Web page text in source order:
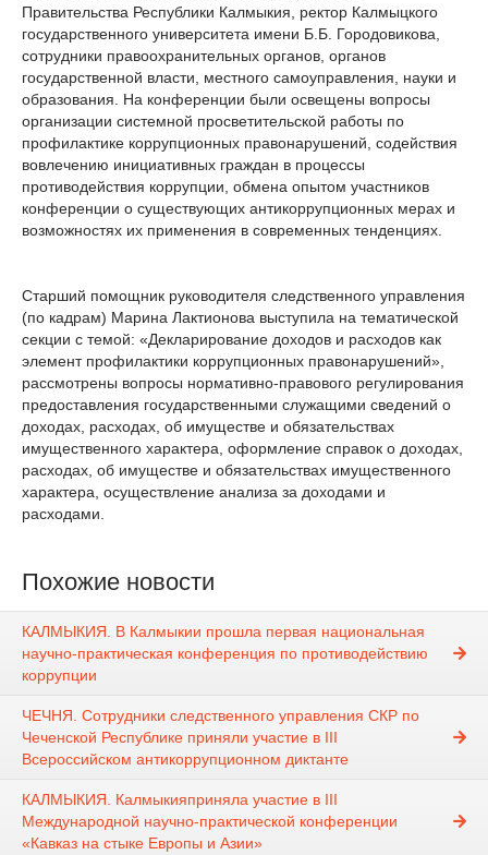
Правительства Республики Калмыкия, ректор Калмыцкого
государственного университета имени Б.Б. Городовикова,
сотрудники правоохранительных органов, органов
государственной власти, местного самоуправления, науки и
образования. На конференции были освещены вопросы
организации системной просветительской работы по
профилактике коррупционных правонарушений, содействия
вовлечению инициативных граждан в процессы
противодействия коррупции, обмена опытом участников
конференции о существующих антикоррупционных мерах и
возможностях их применения в современных тенденциях.
Старший помощник руководителя следственного управления
(по кадрам) Марина Лактионова выступила на тематической
секции с темой: «Декларирование доходов и расходов как
элемент профилактики коррупционных правонарушений»,
рассмотрены вопросы нормативно-правового регулирования
предоставления государственными служащими сведений о
доходах, расходах, об имуществе и обязательствах
имущественного характера, оформление справок о доходах,
расходах, об имуществе и обязательствах имущественного
характера, осуществление анализа за доходами и
расходами.
Похожие новости
КАЛМЫКИЯ. В Калмыкии прошла первая национальная
научно-практическая конференция по противодействию
коррупции
ЧЕЧНЯ. Сотрудники следственного управления СКР по
Чеченской Республике приняли участие в III
Всероссийском антикоррупционном диктанте
КАЛМЫКИЯ. Калмыкияприняла участие в III
Международной научно-практической конференции
«Кавказ на стыке Европы и Азии»